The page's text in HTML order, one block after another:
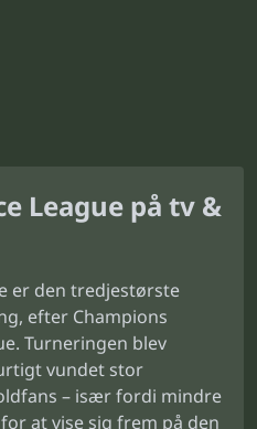
League på tv &
er den tredjestørste
efter Champions
Turneringen blev
vundet stor
– især fordi mindre
at vise sig frem på den